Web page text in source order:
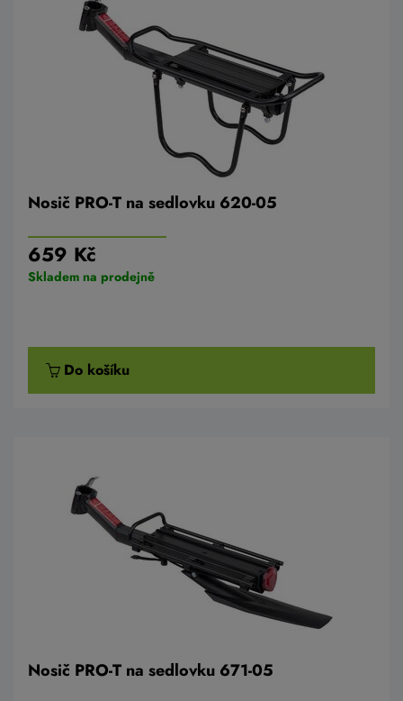
Nosič PRO-T na sedlovku 620-05
659 Kč
Skladem na prodejně
Do košíku
Nosič PRO-T na sedlovku 671-05